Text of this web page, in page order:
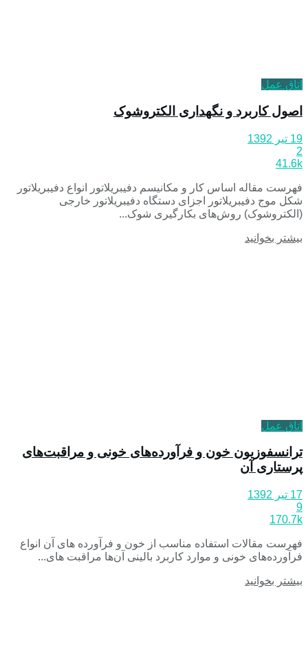
اتاق عمل
اصول کاربرد و نگهداری الکتروشوک
19 تیر 1392
2
41.6k
فهرست مقاله اساس کار و مکانیسم دفیبریلاتور انواع دفیبریلاتور
شکل موج دفیبریلاتور اجزای دستگاه دفیبریلاتور خارجی
(الکتروشوک) روش‌های بکارگیری شوک...
بیشتر بخوانید
اتاق عمل
ترانسفوزیون خون و فرآورده‌های خونی و مراقبت‌های
پرستاری آن
17 تیر 1392
9
170.7k
فهرست مقالات استفاده مناسب از خون و فرآورده های آن انواع
فرآورده‌های خونی و موارد کاربرد بالینی آن‌ها مراقبت های...
بیشتر بخوانید